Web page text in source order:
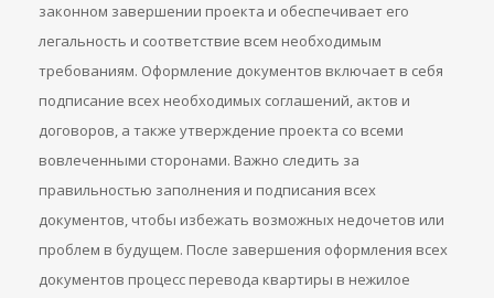
законном завершении проекта и обеспечивает его
легальность и соответствие всем необходимым
требованиям. Оформление документов включает в себя
подписание всех необходимых соглашений, актов и
договоров, а также утверждение проекта со всеми
вовлеченными сторонами. Важно следить за
правильностью заполнения и подписания всех
документов, чтобы избежать возможных недочетов или
проблем в будущем. После завершения оформления всех
документов процесс перевода квартиры в нежилое